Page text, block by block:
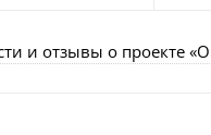
и отзывы о проекте